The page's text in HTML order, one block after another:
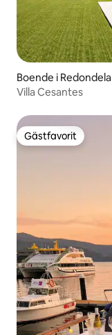
Boende i Redondela
Villa Cesantes
Gästfavorit
Gästfavorit